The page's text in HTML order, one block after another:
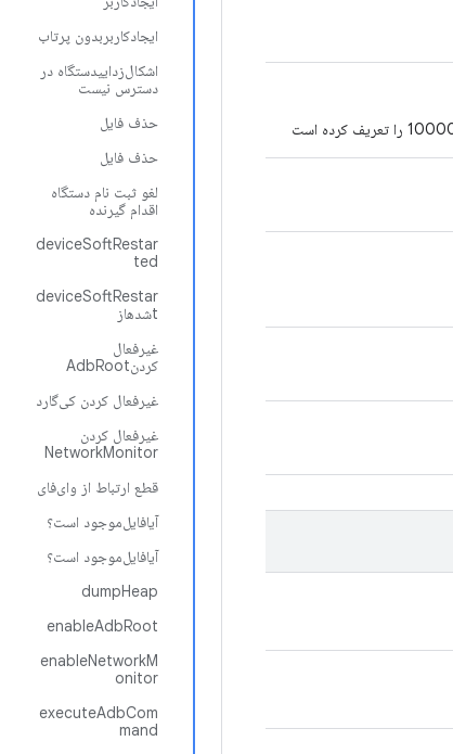
ایجادکاربربدون پرتاب
اشکال‌زداییدستگاه در
دسترس نیست
حذف فایل
حذف فایل
لغو ثبت نام دستگاه
اقدام گیرنده
deviceSoftRestar
ted
deviceSoftRestar
tشدهاز
غیرفعال
کردنAdbRoot
غیرفعال کردن کی‌گارد
غیرفعال کردن
NetworkMonitor
قطع ارتباط از وای‌فای
آیافایل‌موجود است؟
آیافایل‌موجود است؟
dumpHeap
enableAdbRoot
enableNetworkM
onitor
executeAdbCom
mand